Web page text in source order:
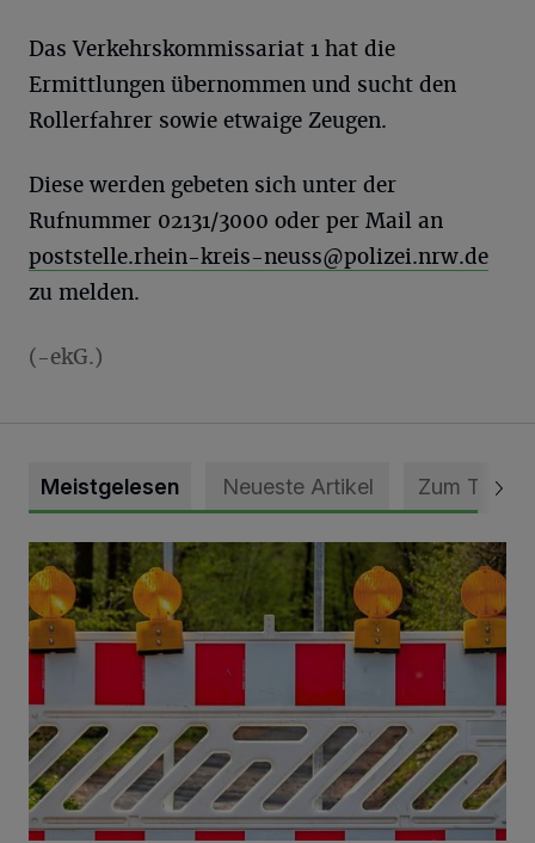
Das Verkehrskommissariat 1 hat die
Ermittlungen übernommen und sucht den
Rollerfahrer sowie etwaige Zeugen.
Diese werden gebeten sich unter der
Rufnummer 02131/3000 oder per Mail an
poststelle.rhein-kreis-neuss@polizei.nrw.de
zu melden.
(-ekG.)
Meistgelesen Neueste Artikel Zum Thema
Vollsperrung der Talstraße in Grevenbroich-Kapellen